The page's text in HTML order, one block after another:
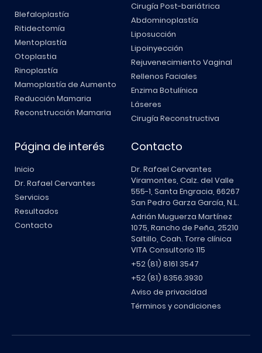
Blefaloplastía
Ritidectomía
Mentoplastía
Otoplastia
Rinoplastía
Mamoplastía de Aumento
Reducción Mamaria
Reconstrucción Mamaria
Cirugía Post-bariátrica
Abdominoplastía
Liposucción
Lipoinyección
Rejuvenecimiento Vaginal
Rellenos Faciales
Enzima Botulínica
Láseres
Cirugía Reconstructiva
Página de interés
Inicio
Dr. Rafael Cervantes
Servicios
Resultados
Contacto
Contacto
Dr. Rafael Cervantes
Viramontes, Calz. del Valle
555-1, Santa Engracia, 66267
San Pedro Garza García, N.L.
Adrián Muguerza Martínez
1075, Rancho de Peña, 25210
Saltillo, Coah. Torre clínica
VITA Consultorio 115
+52 (81) 8161 3547
+52 (81) 8356.3930
Aviso de privacidad
Términos y condiciones